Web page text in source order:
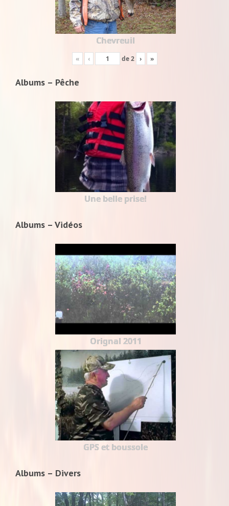
Chevreuil
« ‹ de2 › »
Albums – Pêche
Une belle prise!
Albums – Vidéos
Orignal 2011
GPS et boussole
Albums – Divers